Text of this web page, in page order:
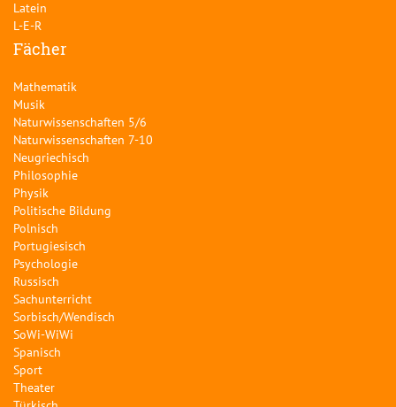
Latein
L-E-R
Fächer
Mathematik
Musik
Naturwissenschaften 5/6
Naturwissenschaften 7-10
Neugriechisch
Philosophie
Physik
Politische Bildung
Polnisch
Portugiesisch
Psychologie
Russisch
Sachunterricht
Sorbisch/Wendisch
SoWi-WiWi
Spanisch
Sport
Theater